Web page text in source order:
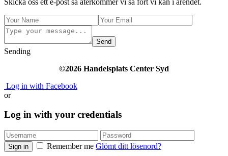
Send
Sending
©2026 Handelsplats Center Syd
Log in with Facebook
or
Log in with your credentials
Sign in Remember me Glömt ditt lösenord?